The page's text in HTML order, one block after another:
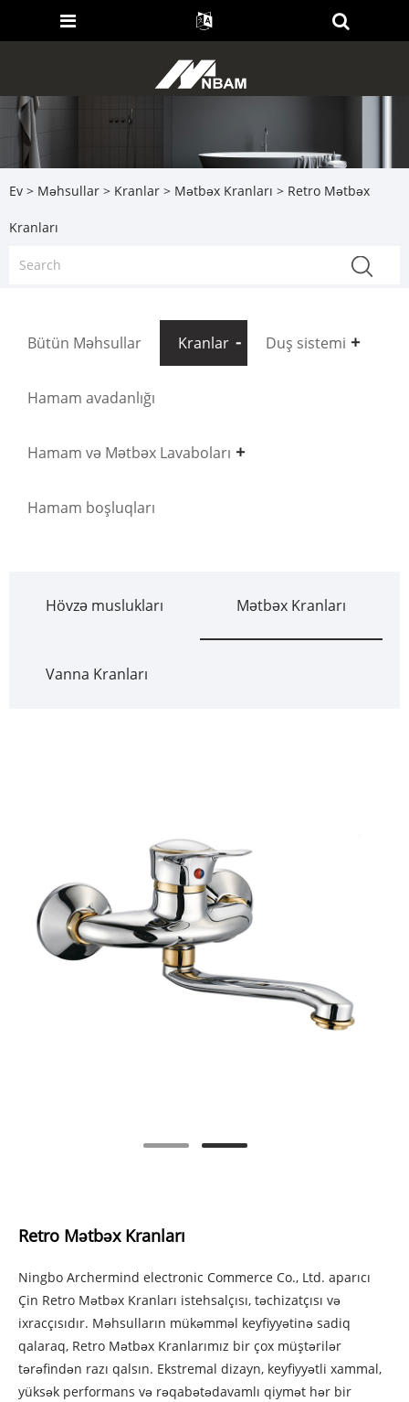
Ev > Məhsullar > Kranlar > Mətbəx Kranları > Retro Mətbəx
Kranları
Bütün Məhsullar Kranlar Duş sistemi
Hamam avadanlığı
Hamam və Mətbəx Lavaboları
Hamam boşluqları
Hövzə muslukları Mətbəx Kranları
Vanna Kranları
Retro Mətbəx Kranları
Ningbo Archermind electronic Commerce Co., Ltd. aparıcı
Çin Retro Mətbəx Kranları istehsalçısı, təchizatçısı və
ixracçısıdır. Məhsulların mükəmməl keyfiyyətinə sadiq
qalaraq, Retro Mətbəx Kranlarımız bir çox müştərilər
tərəfindən razı qalsın. Ekstremal dizayn, keyfiyyətli xammal,
yüksək performans və rəqabətədavamlı qiymət hər bir